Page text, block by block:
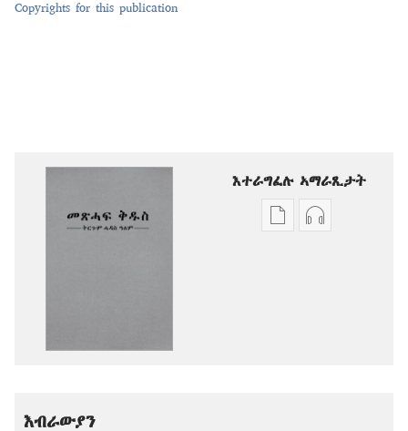
Copyrights for this publication
እተራግፈሉ ኣማራጺታት
ዲጂታዊቅዳሓት
እብራውያን